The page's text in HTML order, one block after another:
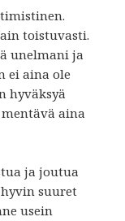
toistuvasti.
unelmani ja
ei aina ole
hyväksyä
aina
ja joutua
suuret
usein